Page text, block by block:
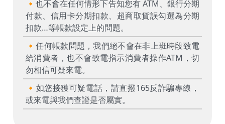
🔸也不會在任何情形下告知您有 ATM、銀行分期
付款、信用卡分期扣款、超商取貨誤勾選為分期
扣款…等帳款設定上的問題。
🔸任何帳款問題，我們絕不會在非上班時段致電
給消費者，也不會致電指示消費者操作ATM，切
勿相信可疑來電。
🔸如您接獲可疑電話，請直撥165反詐騙專線，
或來電與我們查證是否屬實。